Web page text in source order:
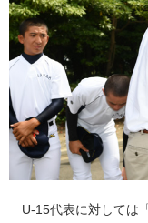
U-15代表に対しては